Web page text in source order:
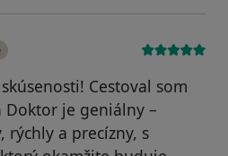
Cestoval som
Doktor je geniálny –
rýchly a precízny, s